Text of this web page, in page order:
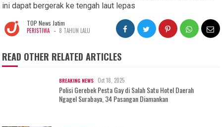
ini dapat bergerak ke tengah laut lepas
TOP News Jatim
PERISTIWA - 8 TAHUN LALU
READ OTHER RELATED ARTICLES
BREAKING NEWS Oct 18, 2025
Polisi Gerebek Pesta Gay di Salah Satu Hotel Daerah
Ngagel Surabaya, 34 Pasangan Diamankan